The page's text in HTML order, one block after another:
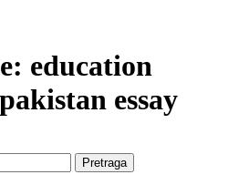
education
essay